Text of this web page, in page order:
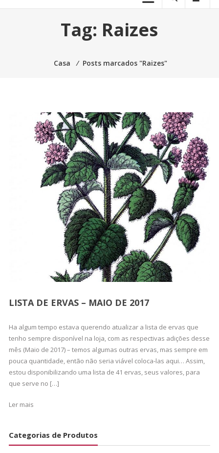
Tag: Raizes
Casa ⁄ Posts marcados "Raizes"
LISTA DE ERVAS – MAIO DE 2017
Ha algum tempo estava querendo atualizar a lista de ervas que
tenho sempre disponível na loja, com as respectivas adições desse
mês (Maio de 2017) – temos algumas outras ervas, mas sempre em
pouca quantidade, então não seria viável coloca-las aqui… Assim,
estou disponibilizando uma lista de 41 ervas, seus valores, para
que serve no […]
Ler mais
Categorias de Produtos